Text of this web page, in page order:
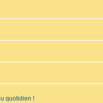
quotidien !